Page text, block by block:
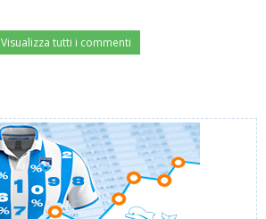
Visualizza tutti i commenti